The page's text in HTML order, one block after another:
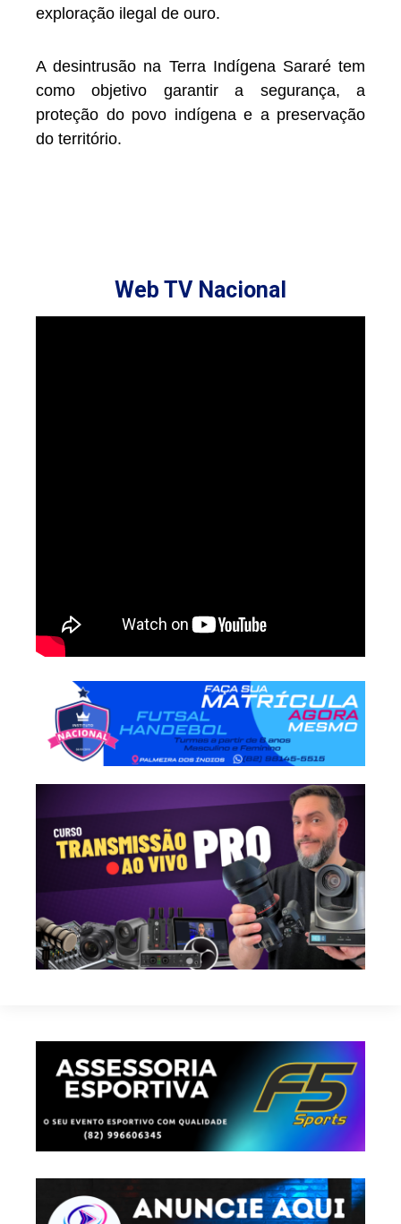
exploração ilegal de ouro.
A desintrusão na Terra Indígena Sararé tem
como objetivo garantir a segurança, a
proteção do povo indígena e a preservação
do território.
Web TV Nacional